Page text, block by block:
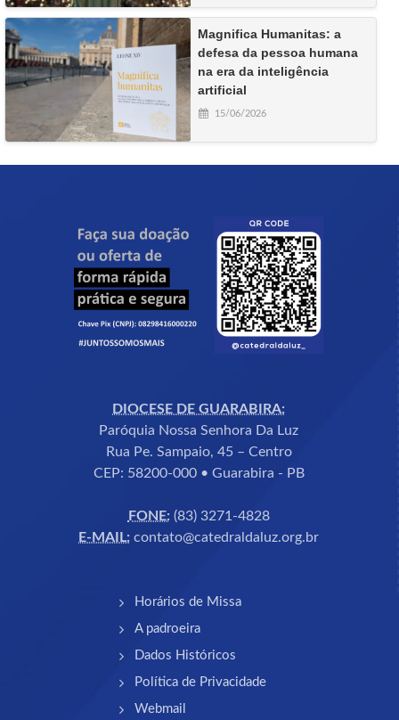
Magnifica Humanitas: a
defesa da pessoa humana
na era da inteligência
artificial
15/06/2026
DIOCESE DE GUARABIRA:
Paróquia Nossa Senhora Da Luz
Rua Pe. Sampaio, 45 – Centro
CEP: 58200-000 • Guarabira - PB
FONE:(83) 3271-4828
E-MAIL: contato@catedraldaluz.org.br
Horários de Missa
A padroeira
Dados Históricos
Política de Privacidade
Webmail